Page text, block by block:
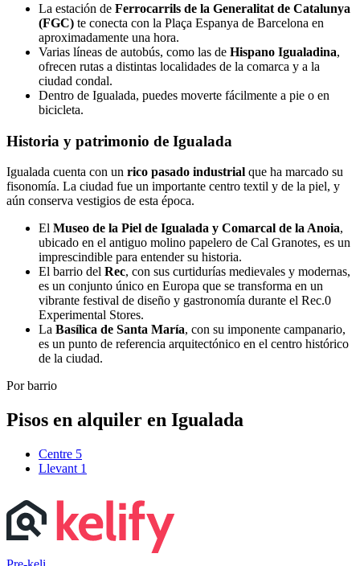
La estación de Ferrocarrils de la Generalitat de Catalunya
(FGC) te conecta con la Plaça Espanya de Barcelona en
aproximadamente una hora.
Varias líneas de autobús, como las de Hispano Igualadina,
ofrecen rutas a distintas localidades de la comarca y a la
ciudad condal.
Dentro de Igualada, puedes moverte fácilmente a pie o en
bicicleta.
Historia y patrimonio de Igualada
Igualada cuenta con un rico pasado industrial que ha marcado su
fisonomía. La ciudad fue un importante centro textil y de la piel, y
aún conserva vestigios de esta época.
El Museo de la Piel de Igualada y Comarcal de la Anoia,
ubicado en el antiguo molino papelero de Cal Granotes, es un
imprescindible para entender su historia.
El barrio del Rec, con sus curtidurías medievales y modernas,
es un conjunto único en Europa que se transforma en un
vibrante festival de diseño y gastronomía durante el Rec.0
Experimental Stores.
La Basílica de Santa María, con su imponente campanario,
es un punto de referencia arquitectónico en el centro histórico
de la ciudad.
Por barrio
Pisos en alquiler en Igualada
Centre 5
Llevant 1